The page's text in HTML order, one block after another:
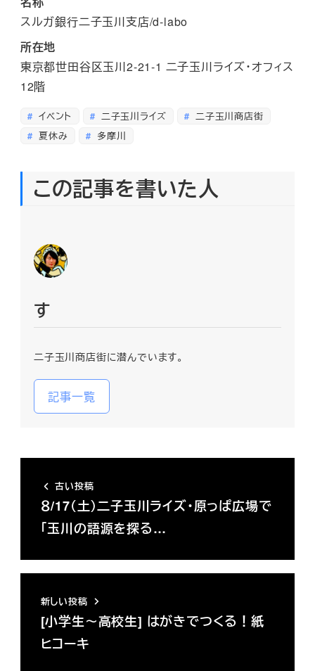
スルガ銀行二子玉川支店/d-labo
所在地
東京都世田谷区玉川2-21-1 二子玉川ライズ・オフィス
12階
イベント 二子玉川ライズ
二子玉川商店街
夏休み
多摩川
この記事を書いた人
す
二子玉川商店街に潜んでいます。
記事一覧
古い投稿
８/17（土）二子玉川ライズ・原っぱ広場で
「玉川の語源を探る…
新しい投稿
[小学生～高校生] はがきでつくる！紙
ヒコーキ